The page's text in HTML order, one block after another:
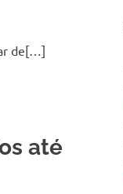
de[…]
até